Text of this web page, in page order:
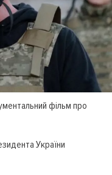
фільм про
України